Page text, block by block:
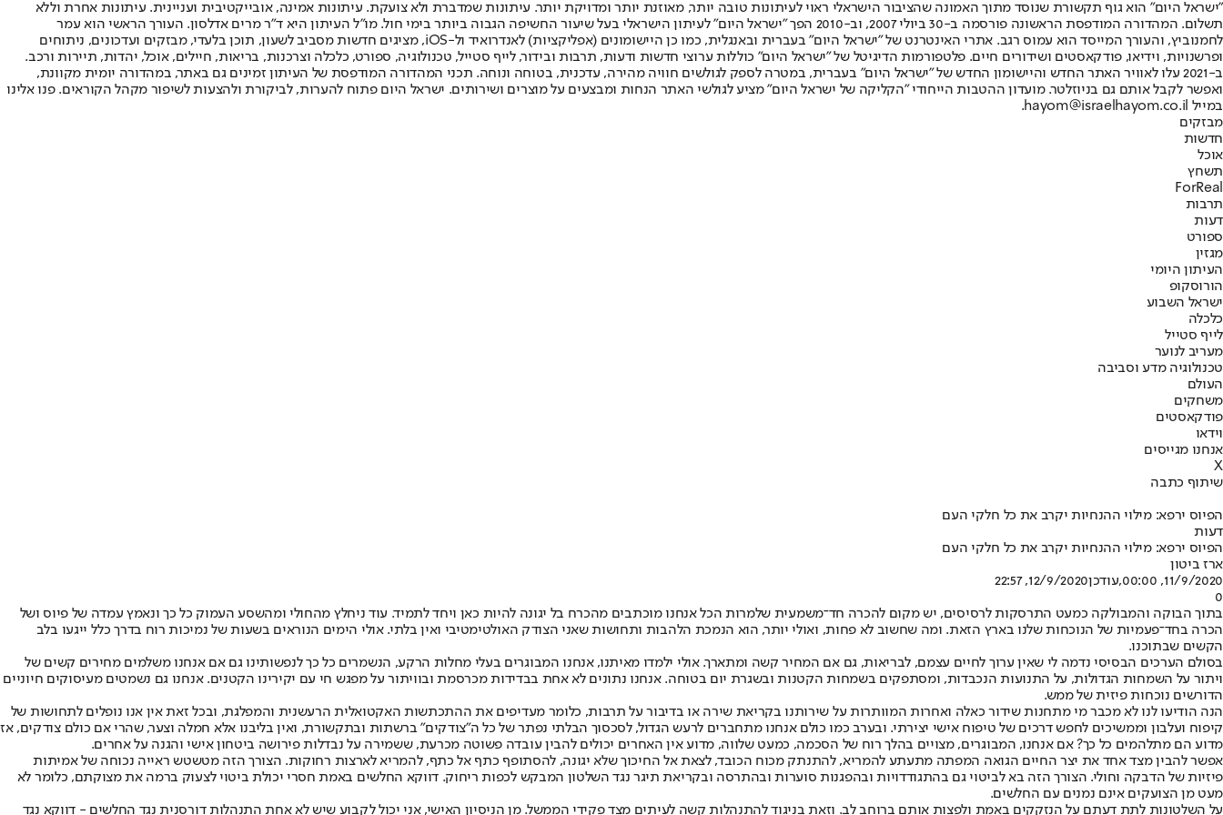
"ישראל היום" הוא גוף תקשורת שנוסד מתוך האמונה שהציבור הישראלי ראוי לעיתונות טובה יותר, מאוזנת יותר ומדויקת יותר. עיתונות שמדברת ולא צועקת. עיתונות אמינה, אובייקטיבית ועניינית. עיתונות אחרת וללא
תשלום. המהדורה המודפסת הראשונה פורסמה ב-30 ביולי 2007, וב-2010 הפך "ישראל היום" לעיתון הישראלי בעל שיעור החשיפה הגבוה ביותר בימי חול. מו"ל העיתון היא ד"ר מרים אדלסון. העורך הראשי הוא עמר
לחמנוביץ, והעורך המייסד הוא עמוס רגב. אתרי האינטרנט של "ישראל היום" בעברית ובאנגלית, כמו כן היישומונים (אפליקציות) לאנדרואיד ול-iOS, מציגים חדשות מסביב לשעון, תוכן בלעדי, מבזקים ועדכונים, ניתוחים
ופרשנויות, וידיאו, פודקאסטים ושידורים חיים. פלטפורמות הדיגיטל של "ישראל היום" כוללות ערוצי חדשות ודעות, תרבות ובידור, לייף סטייל, טכנולוגיה, ספורט, כלכלה וצרכנות, בריאות, חיילים, אוכל, יהדות, תיירות ורכב.
ב-2021 עלו לאוויר האתר החדש והיישומון החדש של "ישראל היום" בעברית, במטרה לספק לגולשים חוויה מהירה, עדכנית, בטוחה ונוחה. תכני המהדורה המודפסת של העיתון זמינים גם באתר, במהדורה יומית מקוונת,
ואפשר לקבל אותם גם בניוזלטר. מועדון ההטבות הייחודי "הקליקה של ישראל היום" מציע לגולשי האתר הנחות ומבצעים על מוצרים ושירותים. ישראל היום פתוח להערות, לביקורת ולהצעות לשיפור מקהל הקוראים. פנו אלינו
במייל hayom@israelhayom.co.il.
מבזקים
חדשות
אוכל
תשחץ
ForReal
תרבות
דעות
ספורט
מגזין
העיתון היומי
הורוסקופ
ישראל השבוע
כלכלה
לייף סטייל
מעריב לנוער
טכנולוגיה מדע וסביבה
העולם
משחקים
פודקאסטים
וידאו
אנחנו מגייסים
X
שיתוף כתבה
הפיוס ירפא: מילוי ההנחיות יקרב את כל חלקי העם
דעות
הפיוס ירפא: מילוי ההנחיות יקרב את כל חלקי העם
ארז ביטון
11/9/2020, 00:00
,עודכן12/9/2020, 22:57
0
בתוך הבוקה והמבולקה כמעט התרסקות לרסיסים, יש מקום להכרה חד־משמעית שלמרות הכל אנחנו מוכתבים מהכרח בל יגונה להיות כאן ויחד לתמיד. עוד ניחלץ מהחולי ומהשסע העמוק כל כך ונאמץ עמדה של פיוס ושל
הכרה בחד־פעמיות של הנוכחות שלנו בארץ הזאת. ומה שחשוב לא פחות, ואולי יותר, הוא הנמכת הלהבות ותחושות שאני הצודק האולטימטיבי ואין בלתי. אולי הימים הנוראים בשעות של נמיכות רוח בדרך כלל ייגעו בלב
הקשים שבתוכנו.
בסולם הערכים הבסיסי נדמה לי שאין ערוך לחיים עצמם, לבריאות, גם אם המחיר קשה ומתארך. אולי ילמדו מאיתנו, אנחנו המבוגרים בעלי מחלות הרקע, הנשמרים כל כך לנפשותינו גם אם אנחנו משלמים מחירים קשים של
ויתור על השמחות הגדולות, על התנועות הנכבדות, ומסתפקים בשמחות הקטנות ובשגרת יום בטוחה. אנחנו נתונים לא אחת בבדידות מכרסמת ובוויתור על מפגש חי עם יקירינו הקטנים. אנחנו גם נשמטים מעיסוקים חיוניים
הדורשים נוכחות פיזית של ממש.
הנה הודיעו לנו לא מכבר מי מתחנות שידור כאלה ואחרות המוותרות על שירותנו בקריאת שירה או בדיבור על תרבות, כלומר מעדיפים את ההתכתשות האקטואלית הרעשנית והמפלגת, ובכל זאת אין אנו נופלים לתחושות של
קיפוח ועלבון וממשיכים לחפש דרכים של טיפוח אישי יצירתי. ובערב כמו כולם אנחנו מתחברים לרעש הגדול, לסכסוך הבלתי נפתר של כל ה"צודקים" ברשתות ובתקשורת, ואין בליבנו אלא חמלה וצער, שהרי אם כולם צודקים, אז
מדוע הם מתלהמים כל כך? אם אנחנו, המבוגרים, מצויים בהלך רוח של הסכמה, כמעט שלווה, מדוע אין האחרים יכולים להבין עובדה פשוטה מכרעת, ששמירה על נבדלות פירושה ביטחון אישי והגנה על אחרים.
אפשר להבין מצד אחד את יצר החיים הגואה המפתה מתעתע להמריא, להתנתק מכוח הכובד, לצאת אל החיכוך שלא יגונה, להסתופף כתף אל כתף, להמריא לארצות רחוקות. הצורך הזה מטשטש ראייה נכוחה של אמיתות
פיזיות של הדבקה וחולי. הצורך הזה בא לביטוי גם בהתגודדויות ובהפגנות סוערות ובהתרסה ובקריאת תיגר נגד השלטון המבקש לכפות ריחוק. דווקא החלשים באמת חסרי יכולת ביטוי לצעוק ברמה את מצוקתם, כלומר לא
מעט מן הצועקים אינם נמנים עם החלשים.
על השלטונות לתת דעתם על הנזקקים באמת ולפצות אותם ברוחב לב. וזאת בניגוד להתנהלות קשה לעיתים מצד פקידי הממשל. מן הניסיון האישי, אני יכול לקבוע שיש לא אחת התנהלות דורסנית נגד החלשים - דווקא נגד